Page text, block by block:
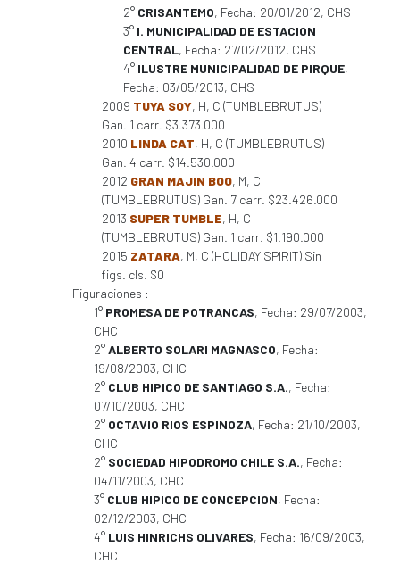
2° CRISANTEMO, Fecha: 20/01/2012, CHS
3° I. MUNICIPALIDAD DE ESTACION
CENTRAL, Fecha: 27/02/2012, CHS
4° ILUSTRE MUNICIPALIDAD DE PIRQUE,
Fecha: 03/05/2013, CHS
2009 TUYA SOY, H, C (TUMBLEBRUTUS)
Gan. 1 carr. $3.373.000
2010 LINDA CAT, H, C (TUMBLEBRUTUS)
Gan. 4 carr. $14.530.000
2012 GRAN MAJIN BOO, M, C
(TUMBLEBRUTUS) Gan. 7 carr. $23.426.000
2013 SUPER TUMBLE, H, C
(TUMBLEBRUTUS) Gan. 1 carr. $1.190.000
2015 ZATARA, M, C (HOLIDAY SPIRIT) Sin
figs. cls. $0
Figuraciones :
1° PROMESA DE POTRANCAS, Fecha: 29/07/2003,
CHC
2°ALBERTO SOLARI MAGNASCO, Fecha:
19/08/2003, CHC
2° CLUB HIPICO DE SANTIAGO S.A., Fecha:
07/10/2003, CHC
2° OCTAVIO RIOS ESPINOZA, Fecha: 21/10/2003,
CHC
2° SOCIEDAD HIPODROMO CHILE S.A., Fecha:
04/11/2003, CHC
3° CLUB HIPICO DE CONCEPCION, Fecha:
02/12/2003, CHC
4° LUIS HINRICHS OLIVARES, Fecha: 16/09/2003,
CHC